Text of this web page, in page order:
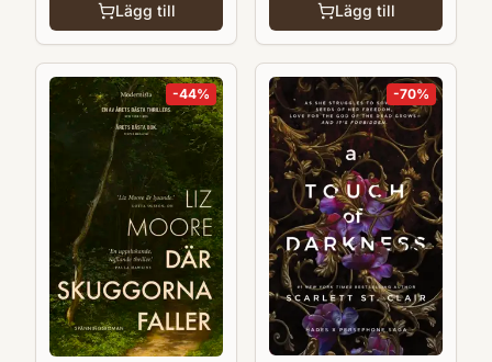
Lägg till Lägg till
-44% -70%